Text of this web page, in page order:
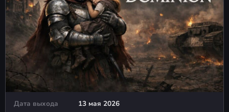
Дата выхода
13 мая 2026